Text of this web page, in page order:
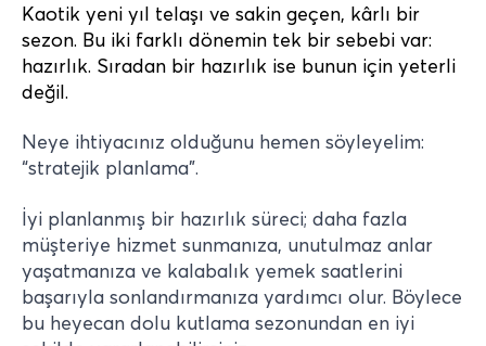
Kaotik yeni yıl telaşı ve sakin geçen, kârlı bir
sezon. Bu iki farklı dönemin tek bir sebebi var:
hazırlık. Sıradan bir hazırlık ise bunun için yeterli
değil.
Neye ihtiyacınız olduğunu hemen söyleyelim:
“stratejik planlama”.
İyi planlanmış bir hazırlık süreci; daha fazla
müşteriye hizmet sunmanıza, unutulmaz anlar
yaşatmanıza ve kalabalık yemek saatlerini
başarıyla sonlandırmanıza yardımcı olur. Böylece
bu heyecan dolu kutlama sezonundan en iyi